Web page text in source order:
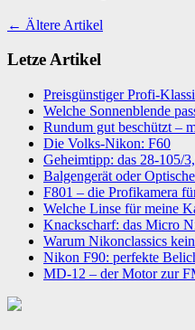
← Ältere Artikel
Letze Artikel
Preisgünstiger Profi-
Welche Sonnenblende
Rundum gut beschützt –
Die Volks-Nikon: F60
Geheimtipp: das 28-105/
Balgengerät oder
F801 – die Profikamera
Welche Linse für meine
Knackscharf: das Micro
Warum Nikonclassics
Nikon F90: perfekte
MD-12 – der Motor zur